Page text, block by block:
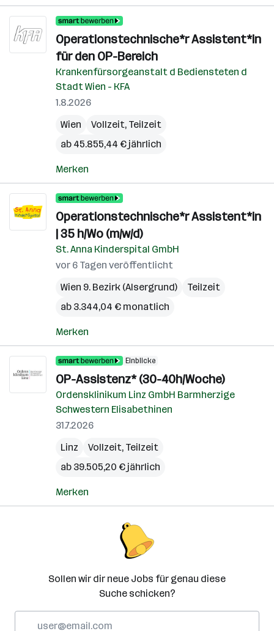
Operationstechnische*r Assistent*in
für den OP-Bereich
Krankenfürsorgeanstalt d Bediensteten d
Stadt Wien - KFA
1.8.2026
Wien
Vollzeit, Teilzeit
ab 45.855,44 € jährlich
Merken
Operationstechnische*r Assistent*in
| 35 h/Wo (m/w/d)
St. Anna Kinderspital GmbH
vor 6 Tagen veröffentlicht
Wien 9. Bezirk (Alsergrund)
Teilzeit
ab 3.344,04 € monatlich
Merken
Einblicke
OP-Assistenz* (30-40h/Woche)
Ordensklinikum Linz GmbH Barmherzige
Schwestern Elisabethinen
31.7.2026
Linz
Vollzeit, Teilzeit
ab 39.505,20 € jährlich
Merken
Sollen wir dir neue Jobs für genau diese
Suche schicken?